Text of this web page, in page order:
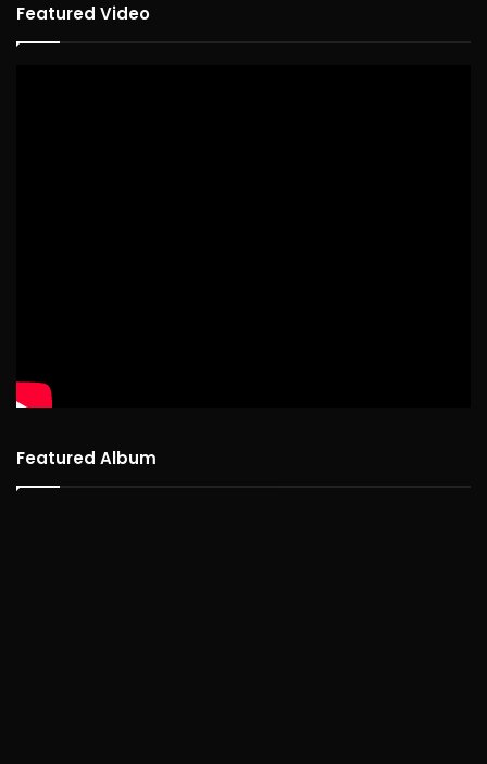
Featured Video
Featured Album